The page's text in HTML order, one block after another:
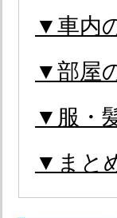
▼車内
▼部屋
▼服・
▼まと